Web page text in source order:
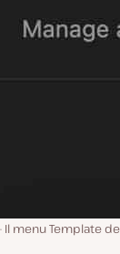
Il menu Template